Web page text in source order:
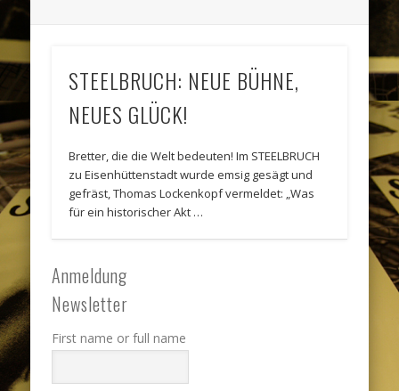
STEELBRUCH: NEUE BÜHNE,
NEUES GLÜCK!
Bretter, die die Welt bedeuten! Im STEELBRUCH
zu Eisenhüttenstadt wurde emsig gesägt und
gefräst, Thomas Lockenkopf vermeldet: „Was
für ein historischer Akt …
Anmeldung
Newsletter
First name or full name